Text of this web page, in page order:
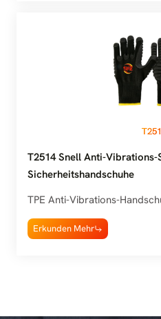
T2514 Snell Anti-
Sicherheitshandschuhe
TPE Anti-Vibrations-
Erkunden Mehr